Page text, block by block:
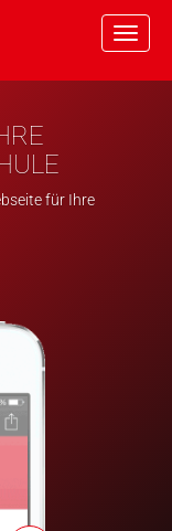
Toggle
für Ihre